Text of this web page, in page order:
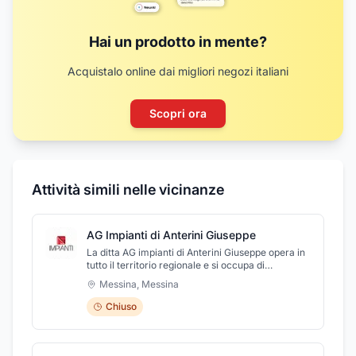
Hai un prodotto in mente?
Acquistalo online dai migliori negozi italiani
Scopri ora
Attività simili nelle vicinanze
AG Impianti di Anterini Giuseppe
La ditta AG impianti di Anterini Giuseppe opera in
tutto il territorio regionale e si occupa di
installazione e manutenzione di impianti elettrici
ed elettronici. Realizziamo e progettiamo impianti
elettrici su misura, costruzione quadri elettrici,
impianti di video sorveglianza, antintrusione,
diffusione sonora, domotica e rete dati. Vi
aspettiamo per informazioni e installare
Messina, Messina
Chiuso